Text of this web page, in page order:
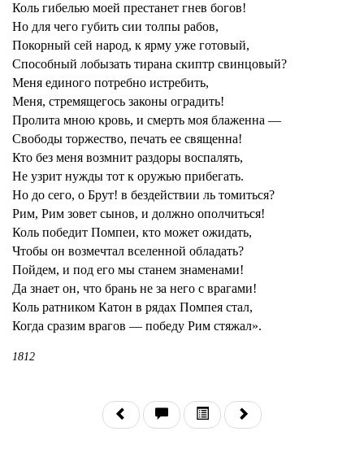
Коль гибелью моей престанет гнев богов!
Но для чего губить сии толпы рабов,
Покорный сей народ, к ярму уже готовый,
Способный лобызать тирана скиптр свинцовый?
Меня единого потребно истребить,
Меня, стремящегось законы оградить!
Пролита мною кровь, и смерть моя блаженна —
Свободы торжество, печать ее священна!
Кто без меня возмнит раздоры воспалять,
Не узрит нужды тот к оружью прибегать.
Но до сего, о Брут! в бездействии ль томиться?
Рим, Рим зовет сынов, и должно ополчиться!
Коль победит Помпеи, кто может ожидать,
Чтобы он возмечтал вселенной обладать?
Пойдем, и под его мы станем знаменами!
Да знает он, что брань не за него с врагами!
Коль ратником Катон в рядах Помпея стал,
Когда сразим врагов — победу Рим стяжал».
1812